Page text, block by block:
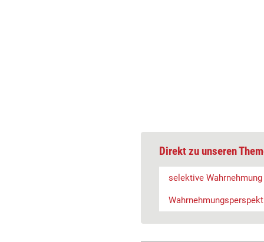
Direkt zu unseren
selektive Wahrnehmung